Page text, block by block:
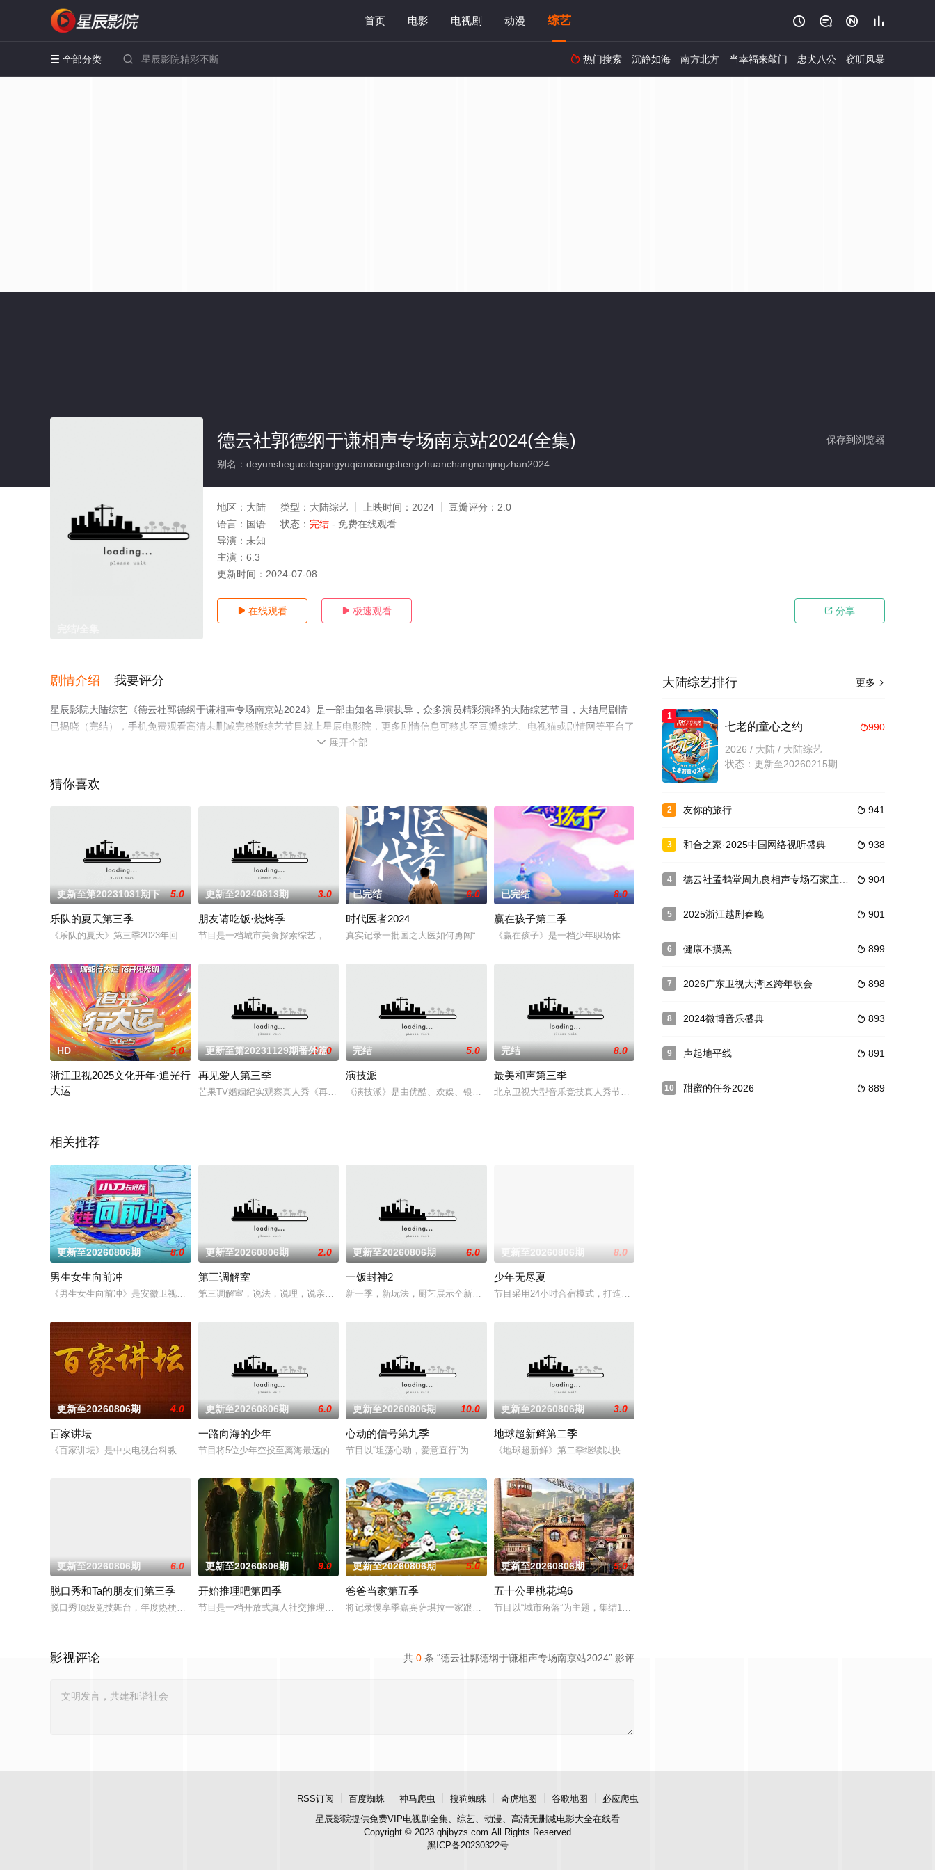
首页 电影 电视剧 动漫 综艺    
 全部分类   热门搜索 沉静如海 南方北方 当幸福来敲门 忠犬八公 窃听风暴
保存到浏览器
德云社郭德纲于谦相声专场南京站2024(全集)
别名：deyunsheguodegangyuqianxiangshengzhuanchangnanjingzhan2024
地区： 大陆 类型： 大陆综艺 上映时间： 2024 豆瓣评分： 2.0
语言： 国语 状态： 完结 - 免费在线观看
导演： 未知
主演： 6.3
更新时间： 2024-07-08
 在线观看  极速观看  分享
剧情介绍 我要评分
星辰影院大陆综艺《德云社郭德纲于谦相声专场南京站2024》是一部由知名导演执导，众多演员精彩演绎的大陆综艺节目，大结局剧情
已揭晓（完结），手机免费观看高清未删减完整版综艺节目就上星辰电影院，更多剧情信息可移步至豆瓣综艺、电视猫或剧情网等平台了
 展开全部
猜你喜欢
更新至第20231031期下 5.0
乐队的夏天第三季
《乐队的夏天》第三季2023年回归！我们不见不散！
更新至20240813期 3.0
朋友请吃饭·烧烤季
节目是一档城市美食探索综艺，本季专注“烧烤”主题，由苏醒、杜海涛两位“饭搭子”作为本季主MC
已完结 6.0
时代医者2024
真实记录一批国之大医如何勇闯“无人区”、敢捅“天花板”，为患者寻找救命良方的硬核故事。
已完结 8.0
赢在孩子第二季
《赢在孩子》是一档少年职场体验观察类节目，少年体验官参与三天两夜的沉浸式职场体验，由BOSS
HD 5.0
浙江卫视2025文化开年·追光行
大运
更新至第20231129期番外篇
10.0
再见爱人第三季
芒果TV婚姻纪实观察真人秀《再见爱人》第三季，面向全国启动招募，面临「情感困境」的夫妻，或已
完结 5.0
演技派
《演技派》是由优酷、欢娱、银河酷娱联合出品的国内首档年轻演员片场生存真人秀节目。从30个青年
完结 8.0
最美和声第三季
北京卫视大型音乐竞技真人秀节目“2015最美和声”（简称《最美和声》）于北京举行新闻发布会。
相关推荐
更新至20260806期 8.0
男生女生向前冲
《男生女生向前冲》是安徽卫视一档大型户外竞技类真人秀节目，区别于所有同类的节目，特别设置男女
更新至20260806期 2.0
第三调解室
第三调解室，说法，说理，说亲情。第三调解室是国内第一档具有法律效力的排解矛盾、化解纠纷的电视
更新至20260806期 6.0
一饭封神2
新一季，新玩法，厨艺展示全新升级！厨神级的美味将持续上演，每一道都值得期待，已经盼着开宴瞬间
更新至20260806期 8.0
少年无尽夏
节目采用24小时合宿模式，打造内娱首个新人演员成长训练营，优胜者将有机会获得优酷头部古装大剧
更新至20260806期 4.0
百家讲坛
《百家讲坛》是中央电视台科教频道（CCTV-10）2001年7月9日开播的讲座式栏目，栏目宗
更新至20260806期 6.0
一路向海的少年
节目将5位少年空投至离海最远的大陆腹地，他们只有一辆车和一车椰子们，通过在途径补给站完成挑战
更新至20260806期 10.0
心动的信号第九季
节目以“坦荡心动，爱意直行”为核心主题，聚焦真诚直白的新式恋爱，告别无效拉扯，走进心动小屋，
更新至20260806期 3.0
地球超新鲜第二季
《地球超新鲜》第二季继续以快乐解压为核心基调，开启“地球团”的快乐旅程。节目路线将继续延着地
更新至20260806期 6.0
脱口秀和Ta的朋友们第三季
脱口秀顶级竞技舞台，年度热梗发源地，2026夏天准时快乐
更新至20260806期 9.0
开始推理吧第四季
节目是一档开放式真人社交推理游戏综艺。由刘宇宁、金靖、张凌赫、丁程鑫、周柯宇组成的玩家团将共
更新至20260806期 5.0
爸爸当家第五季
将记录慢享季嘉宾萨琪拉一家跟随导演组“回访”其他三组家庭，开启一场温暖大家庭的串门之旅，全方
更新至20260806期 5.0
五十公里桃花坞6
节目以“城市角落”为主题，集结15位多元坞民通过21天的共同生活与亲手建造，探索"
共 0 条 “德云社郭德纲于谦相声专场南京站2024” 影评
影视评论
更多 
大陆综艺排行
1
990
七老的童心之约
2026 / 大陆 / 大陆综艺
状态：更新至20260215期
2  941
友你的旅行
3  938
和合之家·2025中国网络视听盛典
4  904
德云社孟鹤堂周九良相声专场石家庄站2025
5  901
2025浙江越剧春晚
6  899
健康不摸黑
7  898
2026广东卫视大湾区跨年歌会
8  893
2024微博音乐盛典
9  891
声起地平线
10  889
甜蜜的任务2026
RSS订阅 百度蜘蛛 神马爬虫 搜狗蜘蛛 奇虎地图 谷歌地图
必应爬虫
星辰影院提供免费VIP电视剧全集、综艺、动漫、高清无删减电影大全在线看
Copyright © 2023 qhjbyzs.com All Rights Reserved
黑ICP备20230322号